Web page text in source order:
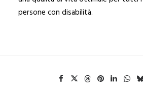
persone con disabilità.